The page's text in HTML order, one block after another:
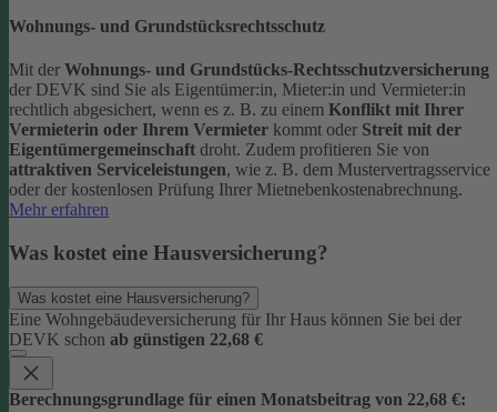
Wohnungs- und Grundstücksrechtsschutz
Mit der Wohnungs- und Grundstücks-Rechtsschutzversicherung
der DEVK sind Sie als Eigentümer:in, Mieter:in und Vermieter:in
rechtlich abgesichert, wenn es z. B. zu einem Konflikt mit Ihrer
Vermieterin oder Ihrem Vermieter kommt oder Streit mit der
Eigentümergemeinschaft droht. Zudem profitieren Sie von
attraktiven Serviceleistungen, wie z. B. dem Mustervertragsservice
oder der kostenlosen Prüfung Ihrer Mietnebenkostenabrechnung.
Mehr erfahren
Was kostet eine Hausversicherung?
Was kostet eine Hausversicherung?
Eine Wohngebäudeversicherung für Ihr Haus können Sie bei der
DEVK schon ab günstigen 22,68 €
Berechnungsgrundlage für einen Monatsbeitrag von 22,68 €: